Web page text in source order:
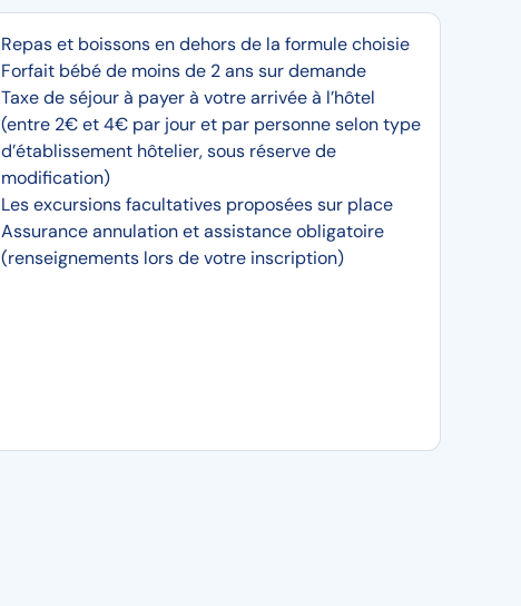
Repas et boissons en dehors de la formule choisie
Forfait bébé de moins de 2 ans sur demande
Taxe de séjour à payer à votre arrivée à l’hôtel
(entre 2€ et 4€ par jour et par personne selon type
d’établissement hôtelier, sous réserve de
modification)
Les excursions facultatives proposées sur place
Assurance annulation et assistance obligatoire
(renseignements lors de votre inscription)